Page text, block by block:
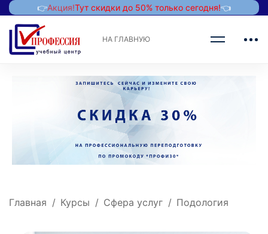
👉Акция!Тут скидки до 50% только сегодня!👈
НА ГЛАВНУЮ
Главная Курсы Сфера услуг Подология